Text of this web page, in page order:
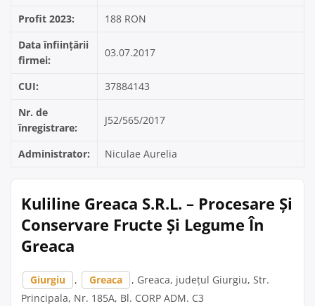
Profit 2023:
188 RON
Data înființării
firmei:
03.07.2017
CUI:
37884143
Nr. de
înregistrare:
J52/565/2017
Administrator: Niculae Aurelia
Kuliline Greaca S.R.L. – Procesare Și
Conservare Fructe Și Legume În
Greaca
Giurgiu , Greaca
, Greaca, județul Giurgiu, Str.
Principala, Nr. 185A, Bl. CORP ADM. C3